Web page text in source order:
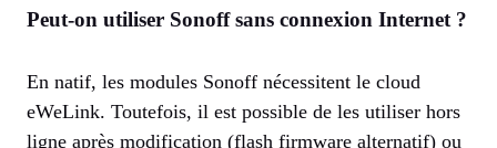
Peut-on utiliser Sonoff sans connexion Internet ?
En natif, les modules Sonoff nécessitent le cloud
eWeLink. Toutefois, il est possible de les utiliser hors
ligne après modification (flash firmware alternatif) ou